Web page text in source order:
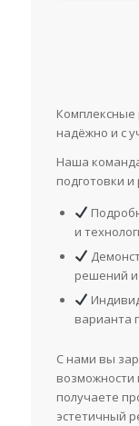
надёжно и с
Наша
подготовки
и
решений
варианта
С нами вы
возможности
получаете
эстетичный